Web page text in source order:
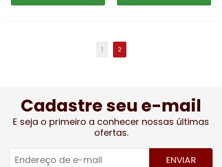
1 2
Cadastre seu e-mail
E seja o primeiro a conhecer nossas últimas
ofertas.
ENVIAR